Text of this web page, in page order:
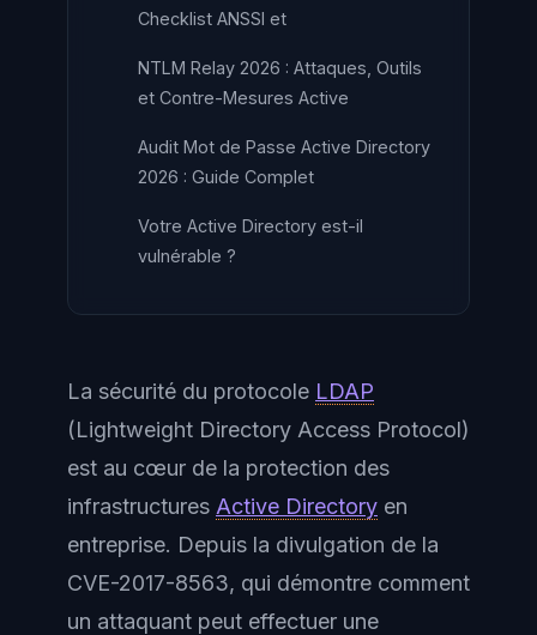
Checklist ANSSI et
NTLM Relay 2026 : Attaques, Outils
et Contre-Mesures Active
Audit Mot de Passe Active Directory
2026 : Guide Complet
Votre Active Directory est-il
vulnérable ?
La sécurité du protocole LDAP
(Lightweight Directory Access Protocol)
est au cœur de la protection des
infrastructures Active Directory en
entreprise. Depuis la divulgation de la
CVE-2017-8563, qui démontre comment
un attaquant peut effectuer une